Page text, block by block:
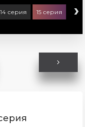
14 серия 15 серия 16
›